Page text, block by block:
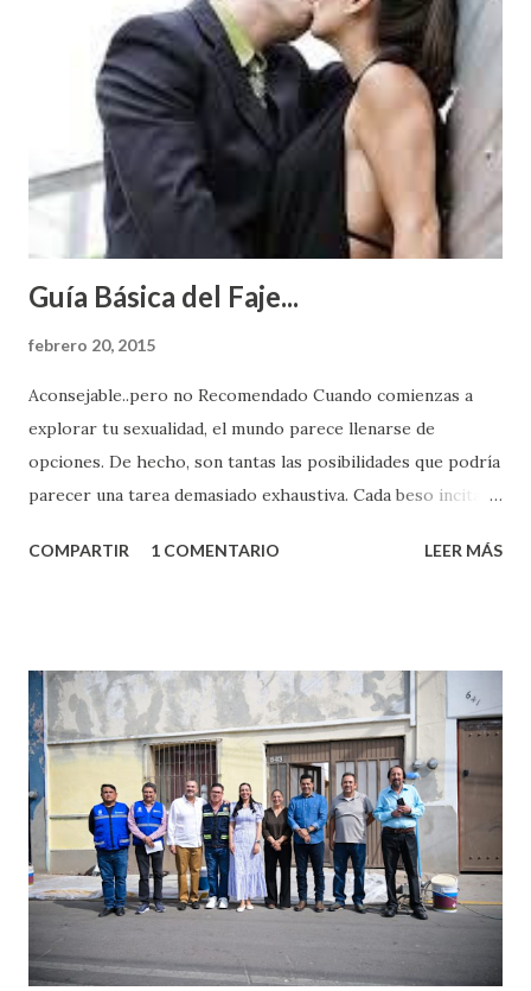
Guía Básica del Faje...
febrero 20, 2015
Aconsejable..pero no Recomendado Cuando comienzas a
explorar tu sexualidad, el mundo parece llenarse de
opciones. De hecho, son tantas las posibilidades que podría
parecer una tarea demasiado exhaustiva. Cada beso incita
partes de ti que jamás hubieras imaginado. El problema es
conoces ni la mitad de lo que deberías saber. Pero incluso
quienes ya han tenido relaciones sexuales no son expertos
o expertas en el tema. Siempre hay algo nuevo que
aprender y nuevas experiencias que conocer. Si eres una
chica y aún no has tenido relaciones sexuales, tal vez
pienses que el sexo será increíble y no puedas esperar para
experimentarlo, pero como cualquier persona con
experiencia te dirá, siempre es mejor cuando ambas partes
son suficientemen...
COMPARTIR 1 COMENTARIO LEER MÁS